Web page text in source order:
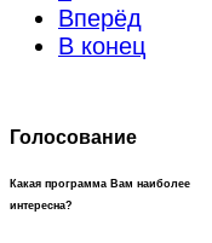
Вперёд
В конец
Голосование
Какая программа Вам наиболее
интересна?